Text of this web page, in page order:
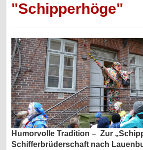
"Schipperhöge"
Humorvolle Tradition – Zur
Schifferbrüderschaft nach